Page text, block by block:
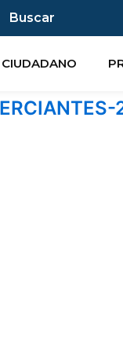
Buscar